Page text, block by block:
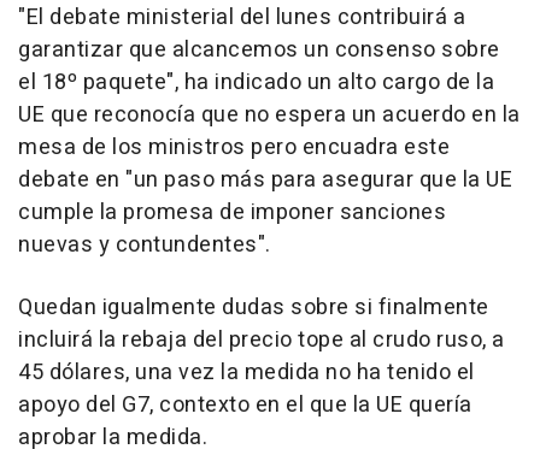
"El debate ministerial del lunes contribuirá a
garantizar que alcancemos un consenso sobre
el 18º paquete", ha indicado un alto cargo de la
UE que reconocía que no espera un acuerdo en la
mesa de los ministros pero encuadra este
debate en "un paso más para asegurar que la UE
cumple la promesa de imponer sanciones
nuevas y contundentes".
Quedan igualmente dudas sobre si finalmente
incluirá la rebaja del precio tope al crudo ruso, a
45 dólares, una vez la medida no ha tenido el
apoyo del G7, contexto en el que la UE quería
aprobar la medida.